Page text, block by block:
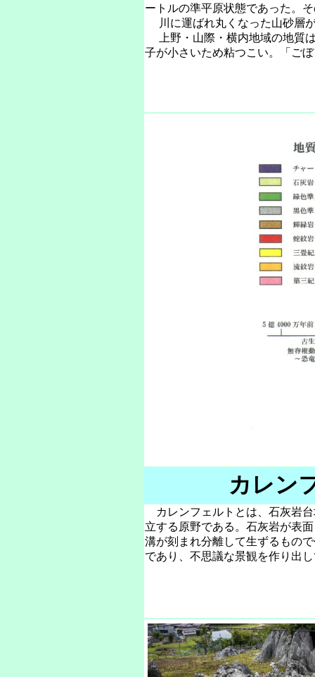
ートルの準平原状態であった。
川に運ばれ丸くなった山砂層
上野・山際・横内地域の地質
子が小さいため粘つこい。「ご
カレン
カレンフェルトとは、石灰岩
立する原野である。石灰岩が表
溝が刻まれ分離して生ずるもの
であり、不思議な景観を作り出